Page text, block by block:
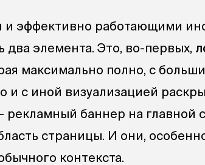
эффективно работающими
два элемента. Это, во-первых,
максимально полно, с
и с иной визуализацией
рекламный баннер на главной
страницы. И они,
контекста.